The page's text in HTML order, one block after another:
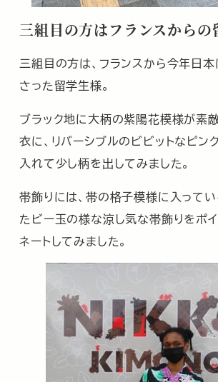
三組目の方はフランスからの
三組目の方は、フランスから今年日
さった留学生様。
ブラック地に大柄の紫陽花模様が素
衣に、リバーシブルのビビットなピン
入れて少し柄を出してみました。
帯飾りには、帯の格子模様に入って
たビー玉の様な涼し気な帯飾りをポイ
ネートしてみました。